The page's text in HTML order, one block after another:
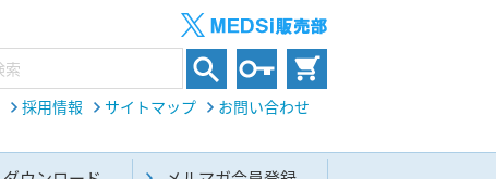
採用情報 サイトマップ お問い合わせ